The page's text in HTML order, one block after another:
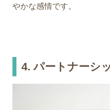
やかな感情です。
4. パートナーシ